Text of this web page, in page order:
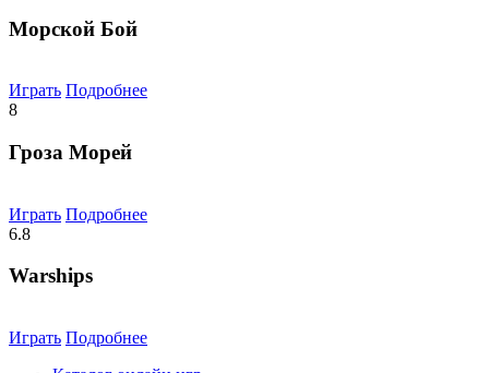
Морской Бой
Играть Подробнее
8
Гроза Морей
Играть Подробнее
6.8
Warships
Играть Подробнее